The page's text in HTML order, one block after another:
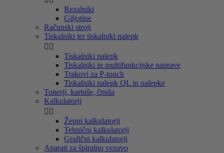
Rezalniki
Giljotine
Računski stroji
Tiskalniki ter tiskalniki nalepk
 
Tiskalniki nalepk
Tiskalniki in multifunkcijske naprave
Trakovi za P-touch
Tiskalniki nalepk QL in nalepke
Tonerji, kartuše, črnila
Kalkulatorji
 
Žepni kalkulatorji
Tehnični kalkulatorji
Grafični kalkulatorji
Aparati za špiralno vezavo